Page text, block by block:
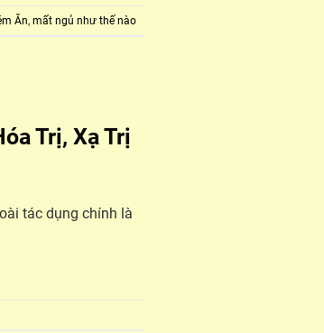
Ăn, mất ngủ như thế nào
Trị, Xạ Trị
tác dụng chính là